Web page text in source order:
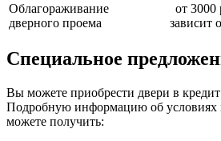
Облагораживание
дверного проема
от 3000
зависит
Специальное
Вы можете приобрести двери в
Подробную информацию об условиях
можете получить: